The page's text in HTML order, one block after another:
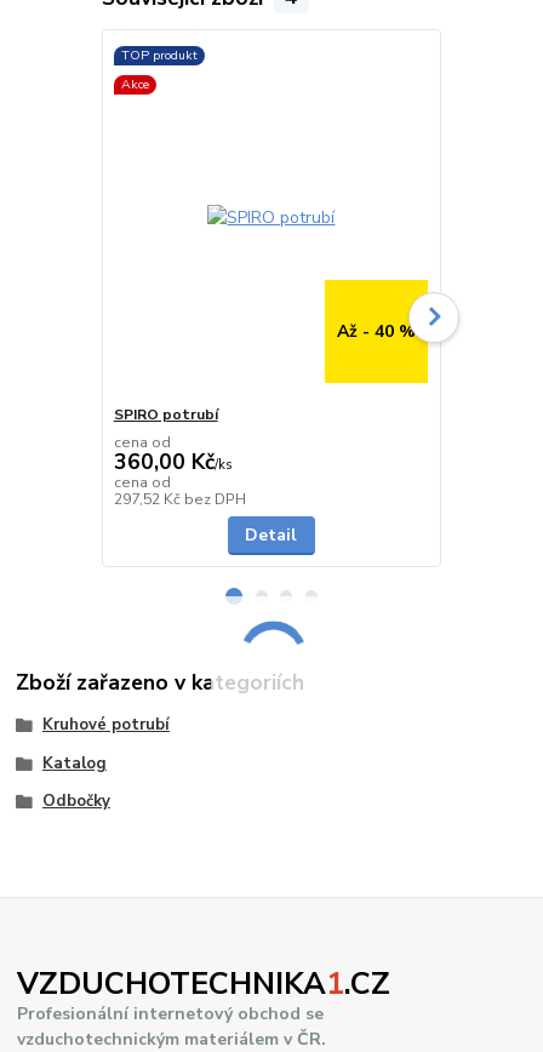
TOP produkt
Akce
Až - 40 %
SPIRO potrubí
cena od
360,00 Kč/ks
cena od
297,52 Kč bez DPH
Detail
Zboží zařazeno v kategoriích
Kruhové potrubí
Katalog
Odbočky
VZDUCHOTECHNIKA1.CZ
Profesionální internetový obchod se
vzduchotechnickým materiálem v ČR.